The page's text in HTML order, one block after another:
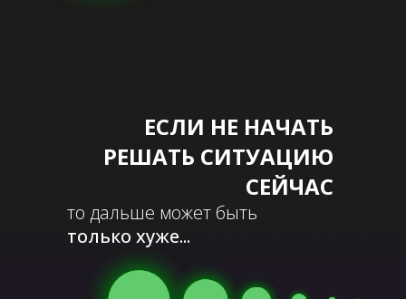
ЕСЛИ НЕ НАЧАТЬ
РЕШАТЬ СИТУАЦИЮ
СЕЙЧАС
то дальше может быть
только хуже...